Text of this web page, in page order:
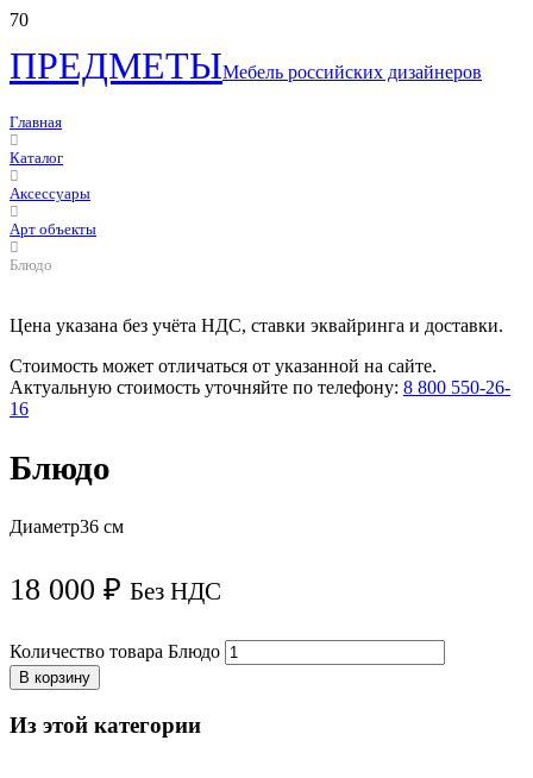
ПРЕДМЕТЫМебель российских дизайнеров
Главная
Каталог
Аксессуары
Арт объекты
Блюдо
Цена указана без учёта НДС, ставки эквайринга и доставки.
Стоимость может отличаться от указанной на сайте.
Актуальную стоимость уточняйте по телефону: 8 800 550-26-
16
Блюдо
Диаметр36 см
18 000 ₽ Без НДС
Количество товара Блюдо
В корзину
Из этой категории